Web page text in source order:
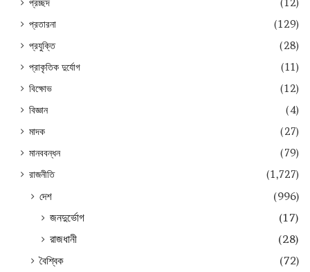
প্রচ্ছদ
(12)
প্রতারনা
(129)
প্রযুক্তি
(28)
প্রাকৃতিক দুর্যোগ
(11)
বিক্ষোভ
(12)
বিজ্ঞান
(4)
মাদক
(27)
মানববন্ধন
(79)
রাজনীতি
(1,727)
দেশ
(996)
জনদুর্ভোগ
(17)
রাজধানী
(28)
বৈশ্বিক
(72)